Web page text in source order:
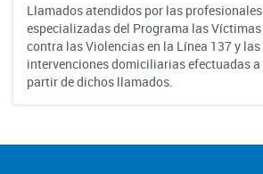
Llamados atendidos por las profesionales
especializadas del Programa las Víctimas
contra las Violencias en la Línea 137 y las
intervenciones domiciliarias efectuadas a
partir de dichos llamados.